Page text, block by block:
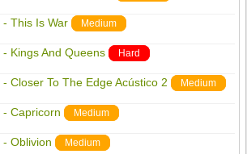
This Is War Medium
Kings And Queens Hard
Closer To The Edge Acústico 2 Medium
- Capricorn Medium
- Oblivion Medium